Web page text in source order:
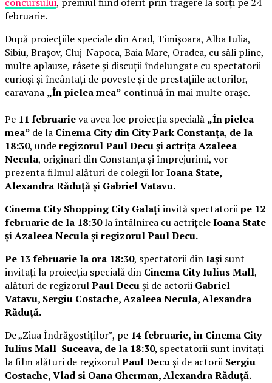
februarie.
După proiecțiile speciale din Arad, Timișoara, Alba Iulia,
Sibiu, Brașov, Cluj-Napoca, Baia Mare, Oradea, cu săli pline,
multe aplauze, râsete și discuții îndelungate cu spectatorii
curioși și încântați de poveste și de prestațiile actorilor,
caravana „În pielea mea” continuă în mai multe orașe.
Pe 11 februarieva avea loc proiecția specială „În pielea
mea” de la Cinema City din City Park Constanța, de la
18:30, underegizorul Paul Decu și actrița Azaleea
Necula, originari din Constanța și împrejurimi, vor
prezenta filmul alături de colegii lorIoana State,
Alexandra Răduță și Gabriel Vatavu.
Cinema City Shopping City Galațiinvită spectatoriipe 12
februarie de la 18:30la întâlnirea cu actrițeleIoana State
și Azaleea Necula și regizorul Paul Decu.
Pe 13 februarie la ora 18:30, spectatorii dinIași sunt
invitați la proiecția specială din Cinema City Iulius Mall,
alături de regizorulPaul Decuși de actorii Gabriel
Vatavu, Sergiu Costache, Azaleea Necula, Alexandra
Răduță.
De „Ziua Îndrăgostiților”, pe 14 februarie, în Cinema City
Iulius Mall Suceava, de la 18:30, spectatorii sunt invitați
la film alături de regizorulPaul Decuși de actorii Sergiu
Costache, Vlad si Oana Gherman, Alexandra Răduță.